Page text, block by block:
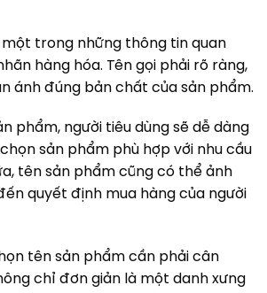
một trong những thông tin quan
hàng hóa. Tên gọi phải rõ ràng,
ánh đúng bản chất của sản phẩm.
phẩm, người tiêu dùng sẽ dễ dàng
sản phẩm phù hợp với nhu cầu
tên sản phẩm cũng có thể ảnh
quyết định mua hàng của người
tên sản phẩm cần phải cân
chỉ đơn giản là một danh xưng